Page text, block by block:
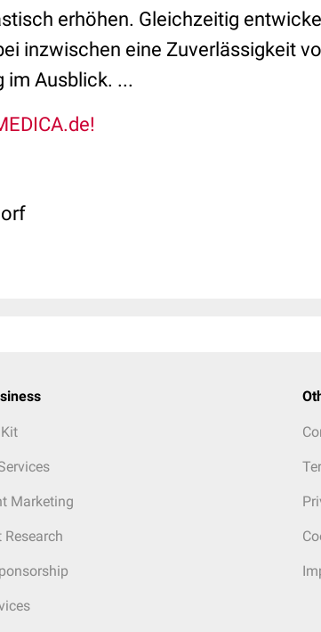
erhöhen. Gleichzeitig
inzwischen eine Zuverlässigkeit
im Ausblick. ...
Marketing
Research